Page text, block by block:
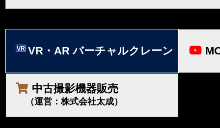
VR・AR バーチャルクレーン
中古撮影機器販売
（運営：株式会社太成）